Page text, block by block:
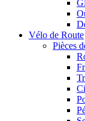
Vélo de Route
Pièces